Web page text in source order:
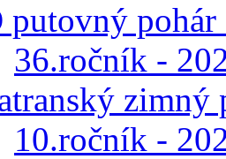
putovný
36.ročník -
zimný
10.ročník -